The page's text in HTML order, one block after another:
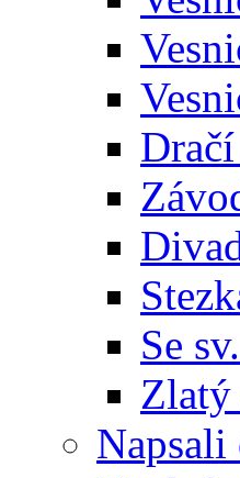
Se
Zlatý
Napsali